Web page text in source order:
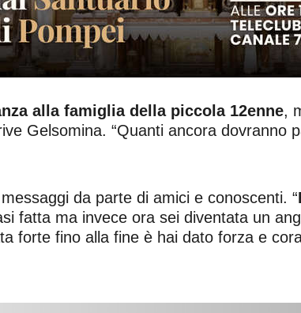
alla famiglia della piccola 12enne,
Gelsomina. “Quanti ancora dovranno
da parte di amici e conoscenti. “
fatta ma invece ora sei diventata un
forte fino alla fine è hai dato forza e